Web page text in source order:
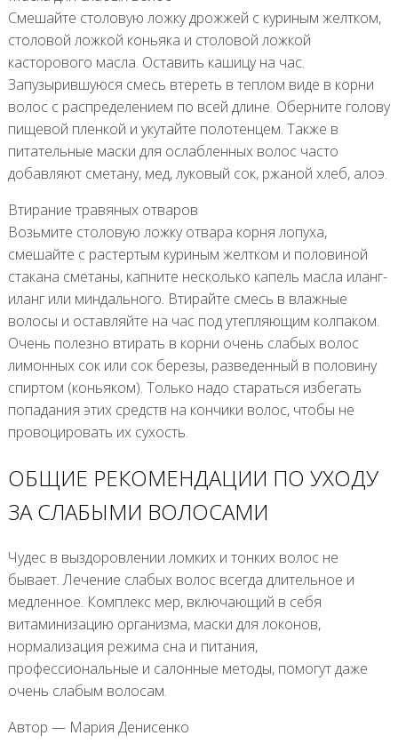
Смешайте столовую ложку дрожжей с куриным желтком,
столовой ложкой коньяка и столовой ложкой
касторового масла. Оставить кашицу на час.
Запузырившуюся смесь втереть в теплом виде в корни
волос с распределением по всей длине. Оберните голову
пищевой пленкой и укутайте полотенцем. Также в
питательные маски для ослабленных волос часто
добавляют сметану, мед, луковый сок, ржаной хлеб, алоэ.
Втирание травяных отваров
Возьмите столовую ложку отвара корня лопуха,
смешайте с растертым куриным желтком и половиной
стакана сметаны, капните несколько капель масла иланг-
иланг или миндального. Втирайте смесь в влажные
волосы и оставляйте на час под утепляющим колпаком.
Очень полезно втирать в корни очень слабых волос
лимонных сок или сок березы, разведенный в половину
спиртом (коньяком). Только надо стараться избегать
попадания этих средств на кончики волос, чтобы не
провоцировать их сухость.
ОБЩИЕ РЕКОМЕНДАЦИИ ПО УХОДУ
ЗА СЛАБЫМИ ВОЛОСАМИ
Чудес в выздоровлении ломких и тонких волос не
бывает. Лечение слабых волос всегда длительное и
медленное. Комплекс мер, включающий в себя
витаминизацию организма, маски для локонов,
нормализация режима сна и питания,
профессиональные и салонные методы, помогут даже
очень слабым волосам.
Автор — Мария Денисенко